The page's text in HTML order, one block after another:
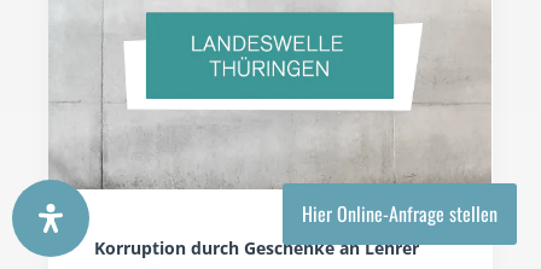
Hier Online-Anfrage stellen
Korruption durch Geschenke an Lehrer